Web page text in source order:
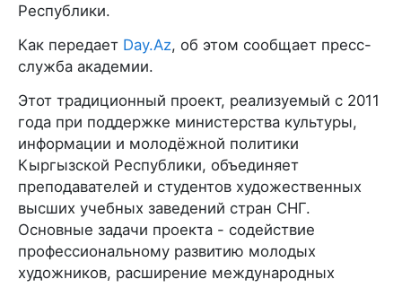
Республики.
Как передает Day.Az, об этом сообщает пресс-
служба академии.
Этот традиционный проект, реализуемый с 2011
года при поддержке министерства культуры,
информации и молодёжной политики
Кыргызской Республики, объединяет
преподавателей и студентов художественных
высших учебных заведений стран СНГ.
Основные задачи проекта - содействие
профессиональному развитию молодых
художников, расширение международных